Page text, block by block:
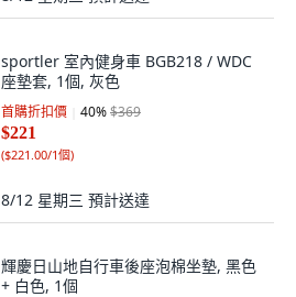
sportler 室內健身車 BGB218 / WDC
座墊套, 1個, 灰色
首購折扣價 40%$369
$221
($221.00/1個)
8/12 星期三 預計送達
輝慶日山地自行車後座泡棉坐墊, 黑色
+ 白色, 1個